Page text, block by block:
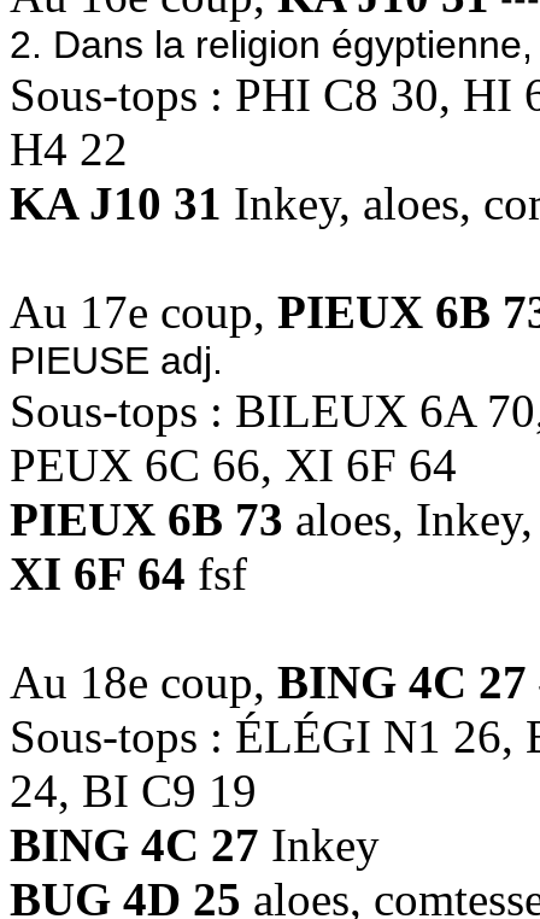
2. Dans la religion
Sous-tops : PHI C8 30,
H4 22
KA J10 31 Inkey, aloes,
Au 17e coup, PIEUX 6B
PIEUSE adj.
Sous-tops : BILEUX 6A
PEUX 6C 66, XI 6F 64
PIEUX 6B 73 aloes,
XI 6F 64 fsf
Au 18e coup, BING 4C 27
Sous-tops : ÉLÉGI N1
24, BI C9 19
BING 4C 27 Inkey
BUG 4D 25 aloes,